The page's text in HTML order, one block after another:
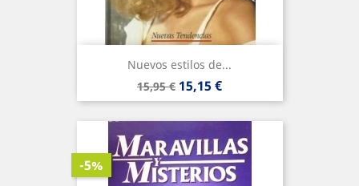
Nuevos estilos de...
Precio
base
15,95 € Precio
15,15 €
-5%